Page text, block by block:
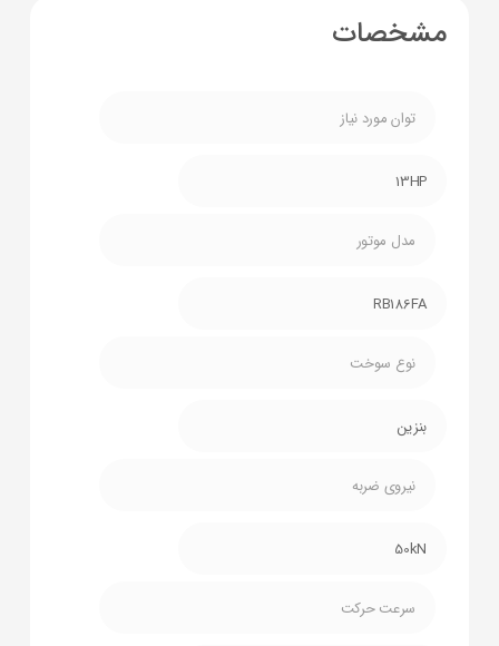
مشخصات
توان مورد نیاز
13HP
مدل موتور
RB186FA
نوع سوخت
بنزین
نیروی ضربه
50kN
سرعت حرکت